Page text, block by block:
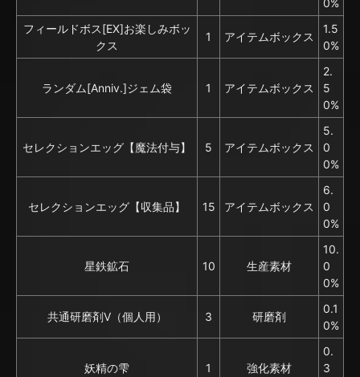
0%
フィールドボス[EX]お楽しみボッ
クス
1 アイテムボックス
1.5
0%
ランダム[Anniv.]ジェム袋 1 アイテムボックス
2.
5
0%
セレクションエッグ【魔法付与】 5 アイテムボックス
5.
0
0%
セレクションエッグ【収集品】 15 アイテムボックス
6.
0
0%
星鉄鉱石 10 生産素材
10.
0
0%
共通研磨剤V（個人用） 3 研磨剤
0.1
0%
妖精の雫 1 強化素材
0.
3